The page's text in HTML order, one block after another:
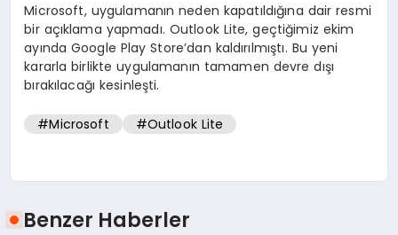
Microsoft, uygulamanın neden kapatıldığına dair resmi
bir açıklama yapmadı. Outlook Lite, geçtiğimiz ekim
ayında Google Play Store’dan kaldırılmıştı. Bu yeni
kararla birlikte uygulamanın tamamen devre dışı
bırakılacağı kesinleşti.
#Microsoft #Outlook Lite
Benzer Haberler